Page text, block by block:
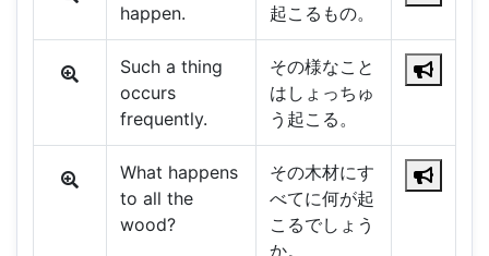
happen.
起こるもの。
Such a thing
occurs
frequently.
その様なこと
はしょっちゅ
う起こる。
What happens
to all the
wood?
その木材にす
べてに何が起
こるでしょう
か。